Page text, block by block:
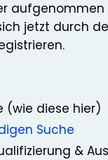
aufgenommen
jetzt durch
(wie diese hier)
Suche
&